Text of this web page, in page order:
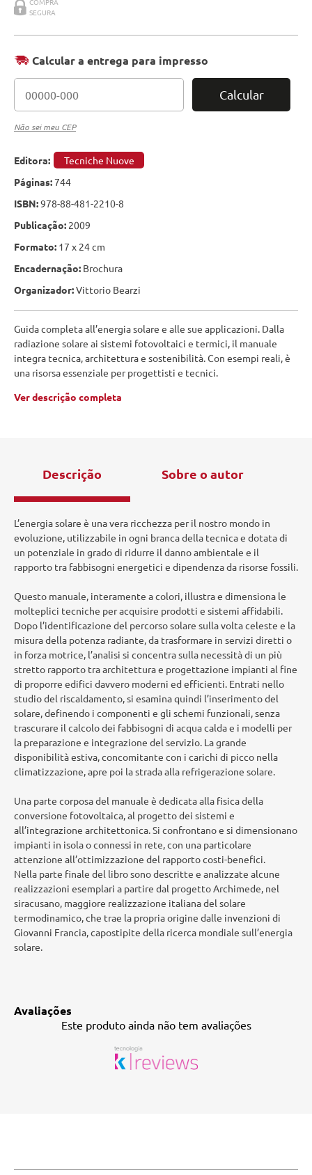
Editora:
Tecniche Nuove
Páginas:744
ISBN:978-88-481-2210-8
Publicação: 2009
Formato: 17 x 24 cm
Encadernação: Brochura
Organizador:Vittorio Bearzi
Guida completa all’energia solare e alle sue applicazioni. Dalla
radiazione solare ai sistemi fotovoltaici e termici, il manuale
integra tecnica, architettura e sostenibilità. Con esempi reali, è
una risorsa essenziale per progettisti e tecnici.
Ver descrição completa
Calcular a entrega para impresso
Calcular
Não sei meu CEP
Descrição Sobre o autor
L’energia solare è una vera ricchezza per il nostro mondo in
evoluzione, utilizzabile in ogni branca della tecnica e dotata di
un potenziale in grado di ridurre il danno ambientale e il
rapporto tra fabbisogni energetici e dipendenza da risorse fossili.
Questo manuale, interamente a colori, illustra e dimensiona le
molteplici tecniche per acquisire prodotti e sistemi affidabili.
Dopo l’identificazione del percorso solare sulla volta celeste e la
misura della potenza radiante, da trasformare in servizi diretti o
in forza motrice, l’analisi si concentra sulla necessità di un più
stretto rapporto tra architettura e progettazione impianti al fine
di proporre edifici davvero moderni ed efficienti. Entrati nello
studio del riscaldamento, si esamina quindi l’inserimento del
solare, definendo i componenti e gli schemi funzionali, senza
trascurare il calcolo dei fabbisogni di acqua calda e i modelli per
la preparazione e integrazione del servizio. La grande
disponibilità estiva, concomitante con i carichi di picco nella
climatizzazione, apre poi la strada alla refrigerazione solare.
Una parte corposa del manuale è dedicata alla fisica della
conversione fotovoltaica, al progetto dei sistemi e
all’integrazione architettonica. Si confrontano e si dimensionano
impianti in isola o connessi in rete, con una particolare
attenzione all’ottimizzazione del rapporto costi-benefici.
Nella parte finale del libro sono descritte e analizzate alcune
realizzazioni esemplari a partire dal progetto Archimede, nel
siracusano, maggiore realizzazione italiana del solare
termodinamico, che trae la propria origine dalle invenzioni di
Giovanni Francia, capostipite della ricerca mondiale sull’energia
solare.
Avaliações
Este produto ainda não tem avaliações